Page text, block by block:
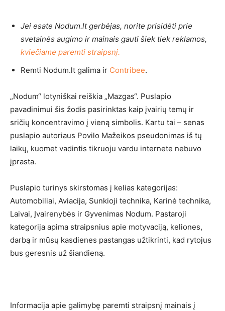
Jei esate Nodum.lt gerbėjas, norite prisidėti prie
svetainės augimo ir mainais gauti šiek tiek reklamos,
kviečiame paremti straipsnį.
Remti Nodum.lt galima ir Contribee.
„Nodum“ lotyniškai reiškia „Mazgas“. Puslapio
pavadinimui šis žodis pasirinktas kaip įvairių temų ir
sričių koncentravimo į vieną simbolis. Kartu tai – senas
puslapio autoriaus Povilo Mažeikos pseudonimas iš tų
laikų, kuomet vadintis tikruoju vardu internete nebuvo
įprasta.
Puslapio turinys skirstomas į kelias kategorijas:
Automobiliai, Aviacija, Sunkioji technika, Karinė technika,
Laivai, Įvairenybės ir Gyvenimas Nodum. Pastaroji
kategorija apima straipsnius apie motyvaciją, keliones,
darbą ir mūsų kasdienes pastangas užtikrinti, kad rytojus
bus geresnis už šiandieną.
Informacija apie galimybę paremti straipsnį mainais į